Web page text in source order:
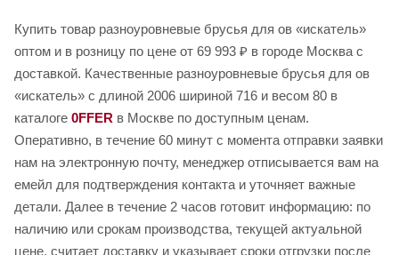
Купить товар разноуровневые брусья для ов «искатель»
оптом и в розницу по цене от 69 993 ₽ в городе Москва с
доставкой. Качественные разноуровневые брусья для ов
«искатель» с длиной 2006 шириной 716 и весом 80 в
каталоге 0FFER в Москве по доступным ценам.
Оперативно, в течение 60 минут с момента отправки заявки
нам на электронную почту, менеджер отписывается вам на
емейл для подтверждения контакта и уточняет важные
детали. Далее в течение 2 часов готовит информацию: по
наличию или срокам производства, текущей актуальной
цене, считает доставку и указывает сроки отгрузки после